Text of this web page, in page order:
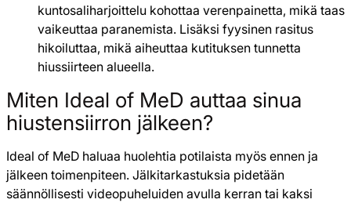
kuntosaliharjoittelu kohottaa verenpainetta, mikä taas
vaikeuttaa paranemista. Lisäksi fyysinen rasitus
hikoiluttaa, mikä aiheuttaa kutituksen tunnetta
hiussiirteen alueella.
Miten Ideal of MeD auttaa sinua
hiustensiirron jälkeen?
Ideal of MeD haluaa huolehtia potilaista myös ennen ja
jälkeen toimenpiteen. Jälkitarkastuksia pidetään
säännöllisesti videopuheluiden avulla kerran tai kaksi